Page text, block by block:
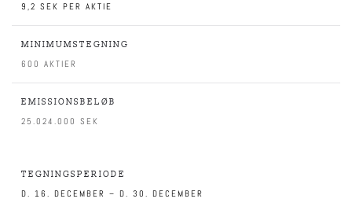
9,2 SEK PER AKTIE
MINIMUMSTEGNING
600 AKTIER
EMISSIONSBELØB
25.024.000 SEK
TEGNINGSPERIODE
D. 16. DECEMBER – D. 30. DECEMBER